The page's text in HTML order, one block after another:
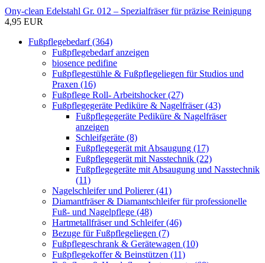
Ony-clean Edelstahl Gr. 012 – Spezialfräser für präzise Reinigung
4,95 EUR
Fußpflegebedarf (364)
Fußpflegebedarf anzeigen
biosence pedifine
Fußpflegestühle & Fußpflegeliegen für Studios und
Praxen (16)
Fußpflege Roll- Arbeitshocker (27)
Fußpflegegeräte Pediküre & Nagelfräser (43)
Fußpflegegeräte Pediküre & Nagelfräser
anzeigen
Schleifgeräte (8)
Fußpflegegerät mit Absaugung (17)
Fußpflegegerät mit Nasstechnik (22)
Fußpflegegeräte mit Absaugung und Nasstechnik
(11)
Nagelschleifer und Polierer (41)
Diamantfräser & Diamantschleifer für professionelle
Fuß- und Nagelpflege (48)
Hartmetallfräser und Schleifer (46)
Bezuge für Fußpflegeliegen (7)
Fußpflegeschrank & Gerätewagen (10)
Fußpflegekoffer & Beinstützen (11)